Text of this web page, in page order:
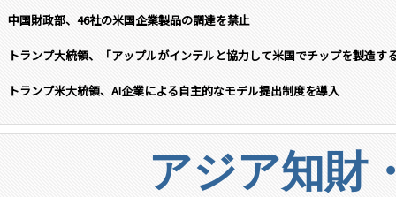
中国財政部、46社の米国企業製品の調達を禁止
トランプ大統領、「アップルがインテルと協力して米国でチップを製造す
トランプ米大統領、AI企業による自主的なモデル提出制度を導入
アジア知財